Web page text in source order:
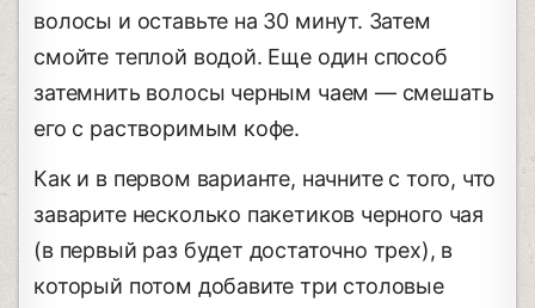
волосы и оставьте на 30 минут. Затем
смойте теплой водой. Еще один способ
затемнить волосы черным чаем — смешать
его с растворимым кофе.
Как и в первом варианте, начните с того, что
заварите несколько пакетиков черного чая
(в первый раз будет достаточно трех), в
который потом добавите три столовые